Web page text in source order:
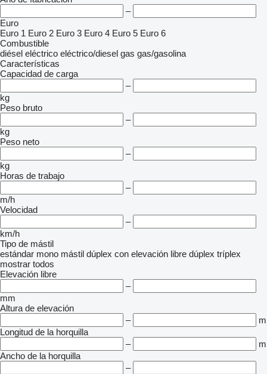
–
Euro
Euro 1 Euro 2 Euro 3 Euro 4 Euro 5 Euro 6
Combustible
diésel eléctrico eléctrico/diesel gas gas/gasolina
Características
Capacidad de carga
–
kg
Peso bruto
–
kg
Peso neto
–
kg
Horas de trabajo
–
m/h
Velocidad
–
km/h
Tipo de mástil
estándar mono mástil dúplex con elevación libre dúplex tríplex
mostrar todos
Elevación libre
–
mm
Altura de elevación
–
m
Longitud de la horquilla
–
m
Ancho de la horquilla
–